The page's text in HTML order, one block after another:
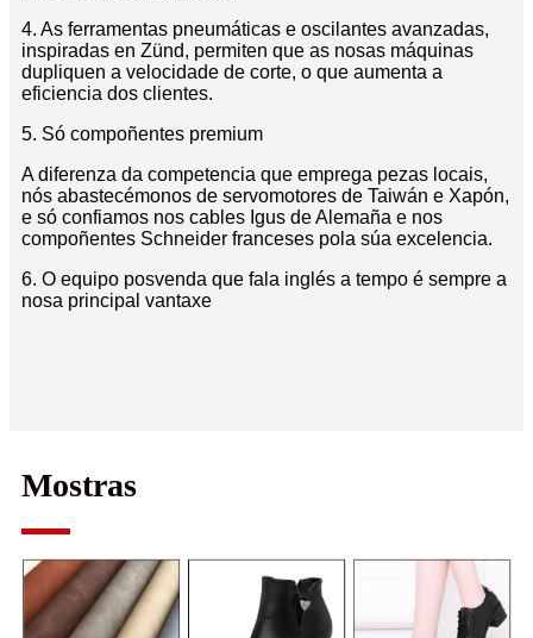
4. As ferramentas pneumáticas e oscilantes avanzadas,
inspiradas en Zünd, permiten que as nosas máquinas
dupliquen a velocidade de corte, o que aumenta a
eficiencia dos clientes.
5. Só compoñentes premium
A diferenza da competencia que emprega pezas locais,
nós abastecémonos de servomotores de Taiwán e Xapón,
e só confiamos nos cables Igus de Alemaña e nos
compoñentes Schneider franceses pola súa excelencia.
6. O equipo posvenda que fala inglés a tempo é sempre a
nosa principal vantaxe
Mostras